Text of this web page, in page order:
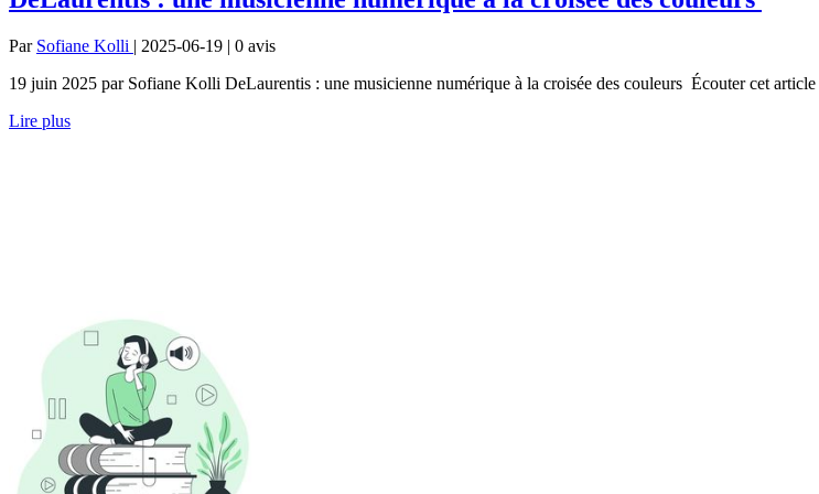
Par Sofiane Kolli | 2025-06-19 | 0 avis
19 juin 2025 par Sofiane Kolli DeLaurentis : une musicienne numérique à la croisée des couleurs Écouter cet
Lire plus